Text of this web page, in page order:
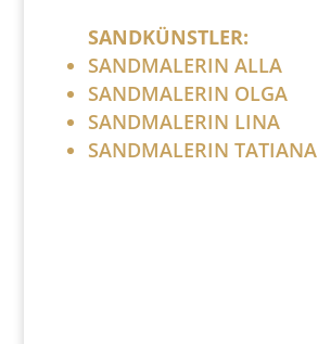
SANDKÜNSTLER:
SANDMALERIN ALLA
SANDMALERIN OLGA
SANDMALERIN LINA
SANDMALERIN TATIANA